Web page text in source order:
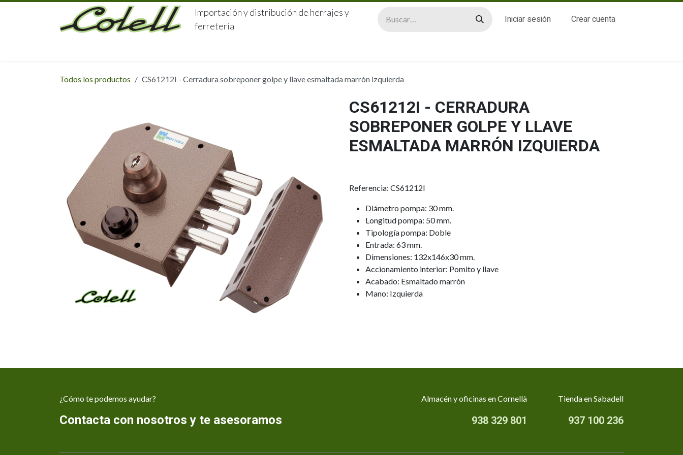
Ir al contenido
Importación y distribución de herrajes y
ferretería
Iniciar sesión Crear cuenta
Todos los productos CS61212I - Cerradura sobreponer golpe y llave esmaltada marrón izquierda
CS61212I - CERRADURA
SOBREPONER GOLPE Y LLAVE
ESMALTADA MARRÓN IZQUIERDA
Referencia: CS61212I
Diámetro pompa: 30 mm.
Longitud pompa: 50 mm.
Tipología pompa: Doble
Entrada: 63 mm.
Dimensiones: 132x146x30 mm.
Accionamiento interior: Pomito y llave
Acabado: Esmaltado marrón
Mano: Izquierda
¿Cómo te podemos ayudar?
Contacta con nosotros y te asesoramos
Almacén y oficinas en Cornellà
938 329 801
Tienda en Sabadell
937 100 236